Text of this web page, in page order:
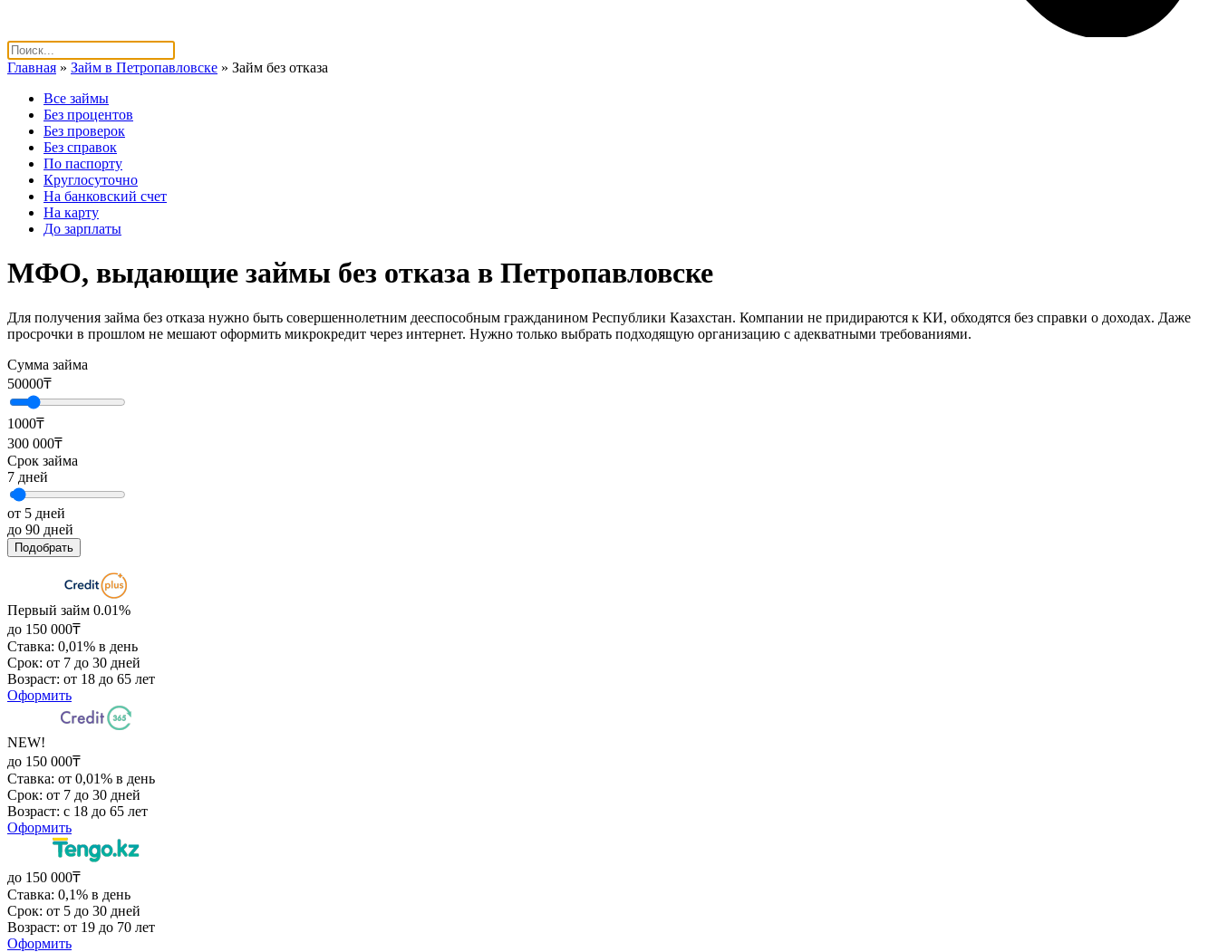
Главная » Займ в Петропавловске » Займ без отказа
Все займы
Без процентов
Без проверок
Без справок
По паспорту
Круглосуточно
На банковский счет
На карту
До зарплаты
МФО, выдающие займы без отказа в Петропавловске
Для получения займа без отказа нужно быть совершеннолетним дееспособным гражданином Республики Казахстан. Компании не придираются к КИ, обходятся без справки о доходах. Даже
просрочки в прошлом не мешают оформить микрокредит через интернет. Нужно только выбрать подходящую организацию с адекватными требованиями.
Сумма займа
50000₸
1000₸
300 000₸
Срок займа
7 дней
от 5 дней
до 90 дней
Подобрать
Первый займ 0.01%
до 150 000₸
Ставка: 0,01% в день
Срок: от 7 до 30 дней
Возраст: от 18 до 65 лет
Оформить
NEW!
до 150 000₸
Ставка: от 0,01% в день
Срок: от 7 до 30 дней
Возраст: с 18 до 65 лет
Оформить
до 150 000₸
Ставка: 0,1% в день
Срок: от 5 до 30 дней
Возраст: от 19 до 70 лет
Оформить